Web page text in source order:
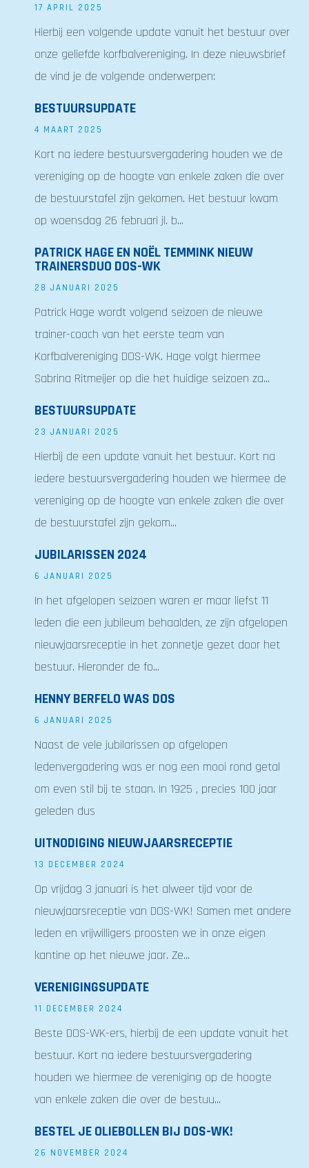
17 APRIL 2025
Hierbij een volgende update vanuit het bestuur over
onze geliefde korfbalvereniging. In deze nieuwsbrief
de vind je de volgende onderwerpen:
BESTUURSUPDATE
4 MAART 2025
Kort na iedere bestuursvergadering houden we de
vereniging op de hoogte van enkele zaken die over
de bestuurstafel zijn gekomen. Het bestuur kwam
op woensdag 26 februari jl. b...
PATRICK HAGE EN NOËL TEMMINK NIEUW
TRAINERSDUO DOS-WK
28 JANUARI 2025
Patrick Hage wordt volgend seizoen de nieuwe
trainer-coach van het eerste team van
Korfbalvereniging DOS-WK. Hage volgt hiermee
Sabrina Ritmeijer op die het huidige seizoen za...
BESTUURSUPDATE
23 JANUARI 2025
Hierbij de een update vanuit het bestuur. Kort na
iedere bestuursvergadering houden we hiermee de
vereniging op de hoogte van enkele zaken die over
de bestuurstafel zijn gekom...
JUBILARISSEN 2024
6 JANUARI 2025
In het afgelopen seizoen waren er maar liefst 11
leden die een jubileum behaalden, ze zijn afgelopen
nieuwjaarsreceptie in het zonnetje gezet door het
bestuur. Hieronder de fo...
HENNY BERFELO WAS DOS
6 JANUARI 2025
Naast de vele jubilarissen op afgelopen
ledenvergadering was er nog een mooi rond getal
om even stil bij te staan. In 1925 , precies 100 jaar
geleden dus
UITNODIGING NIEUWJAARSRECEPTIE
13 DECEMBER 2024
Op vrijdag 3 januari is het alweer tijd voor de
nieuwjaarsreceptie van DOS-WK! Samen met andere
leden en vrijwilligers proosten we in onze eigen
kantine op het nieuwe jaar. Ze...
VERENIGINGSUPDATE
11 DECEMBER 2024
Beste DOS-WK-ers, hierbij de een update vanuit het
bestuur. Kort na iedere bestuursvergadering
houden we hiermee de vereniging op de hoogte
van enkele zaken die over de bestuu...
BESTEL JE OLIEBOLLEN BIJ DOS-WK!
26 NOVEMBER 2024